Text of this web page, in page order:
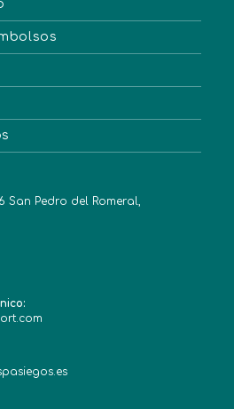
San Pedro del Romeral,